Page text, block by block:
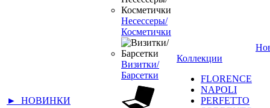
► НОВИНКИ
Несессеры/
Косметички
Визитки/
Барсетки
Коллекции
FLORENCE
NAPOLI
PERFETTO